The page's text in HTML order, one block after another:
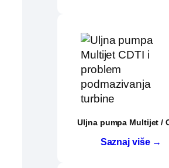
Uljna pumpa Multijet /
Saznaj više →